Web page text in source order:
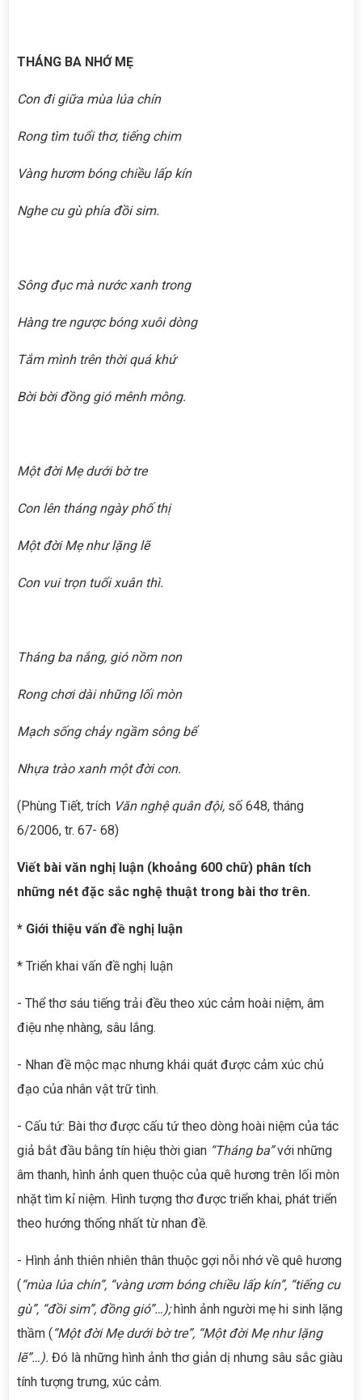
THÁNG BA NHỚ MẸ
Con đi giữa mùa lúa chín
Rong tìm tuổi thơ, tiếng chim
Vàng hươm bóng chiều lấp kín
Nghe cu gù phía đồi sim.
Sông đục mà nước xanh trong
Hàng tre ngược bóng xuôi dòng
Tắm mình trên thời quá khứ
Bời bời đồng gió mênh mông.
Một đời Mẹ dưới bờ tre
Con lên tháng ngày phố thị
Một đời Mẹ như lặng lẽ
Con vui trọn tuổi xuân thì.
Tháng ba nắng, gió nồm non
Rong chơi dài những lối mòn
Mạch sống chảy ngầm sông bể
Nhựa trào xanh một đời con.
(Phùng Tiết, trích Văn nghệ quân đội, số 648, tháng
6/2006, tr. 67- 68)
Viết bài văn nghị luận (khoảng 600 chữ) phân tích
những nét đặc sắc nghệ thuật trong bài thơ trên.
* Giới thiệu vấn đề nghị luận
* Triển khai vấn đề nghị luận
- Thể thơ sáu tiếng trải đều theo xúc cảm hoài niệm, âm
điệu nhẹ nhàng, sâu lắng.
- Nhan đề mộc mạc nhưng khái quát được cảm xúc chủ
đạo của nhân vật trữ tình.
- Cấu tứ: Bài thơ được cấu tứ theo dòng hoài niệm của tác
giả bắt đầu bằng tín hiệu thời gian “Tháng ba”với những
âm thanh, hình ảnh quen thuộc của quê hương trên lối mòn
nhặt tìm kỉ niệm. Hình tượng thơ được triển khai, phát triển
theo hướng thống nhất từ nhan đề.
- Hình ảnh thiên nhiên thân thuộc gợi nỗi nhớ về quê hương
(“mùa lúa chín”, “vàng ươm bóng chiều lấp kín”, “tiếng cu
gù”, “đồi sim”, đồng gió”…);hình ảnh người mẹ hi sinh lặng
thầm (“Một đời Mẹ dưới bờ tre”, “Một đời Mẹ như lặng
lẽ”…). Đó là những hình ảnh thơ giản dị nhưng sâu sắc giàu
tính tượng trưng, xúc cảm.